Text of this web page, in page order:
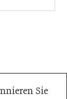
Sie